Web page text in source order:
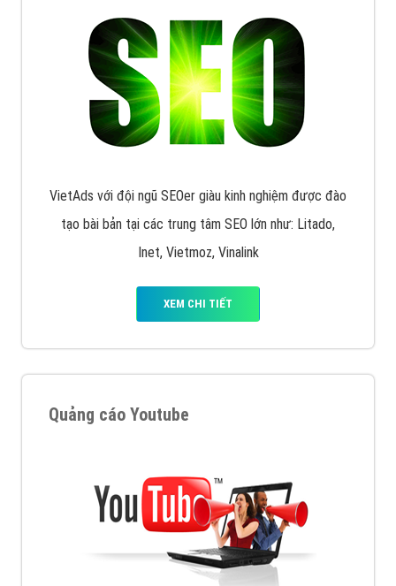
VietAds với đội ngũ SEOer giàu kinh nghiệm được đào
tạo bài bản tại các trung tâm SEO lớn như: Litado,
Inet, Vietmoz, Vinalink
XEM CHI TIẾT
Quảng cáo Youtube